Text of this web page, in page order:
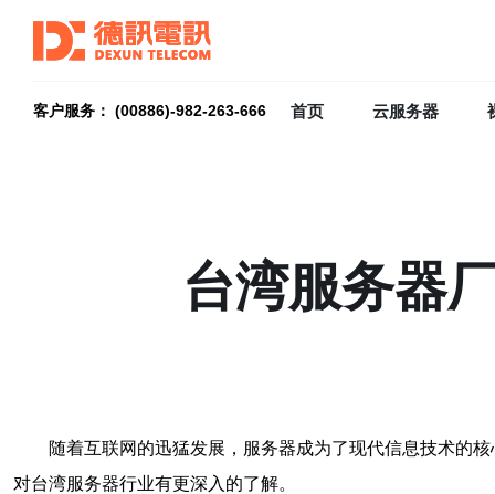
客户服务： (00886)-982-263-666 首页 云服务器
台湾服务器
随着互联网的迅猛发展，服务器成为了现代信息技术的
对台湾服务器行业有更深入的了解。